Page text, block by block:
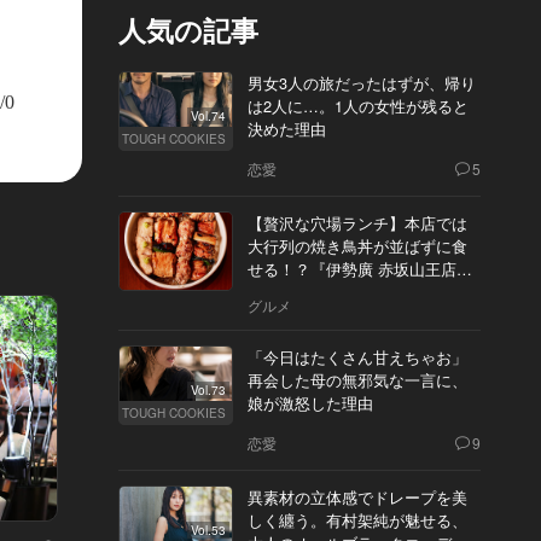
0
人気の記事
Vol.74
TOUGH COOKIES
男女3人の旅だったはずが、帰り
は2人に…。1人の女性が残ると
決めた理由
恋愛 5
【贅沢な穴場ランチ】本店では
大行列の焼き鳥丼が並ばずに食
せる！？『伊勢廣 赤坂山王店』
グルメ
Vol.73
TOUGH COOKIES
「今日はたくさん甘えちゃお」
再会した母の無邪気な一言に、
娘が激怒した理由
恋愛 9
Vol.53
異素材の立体感でドレープを美
しく纏う。有村架純が魅せる、